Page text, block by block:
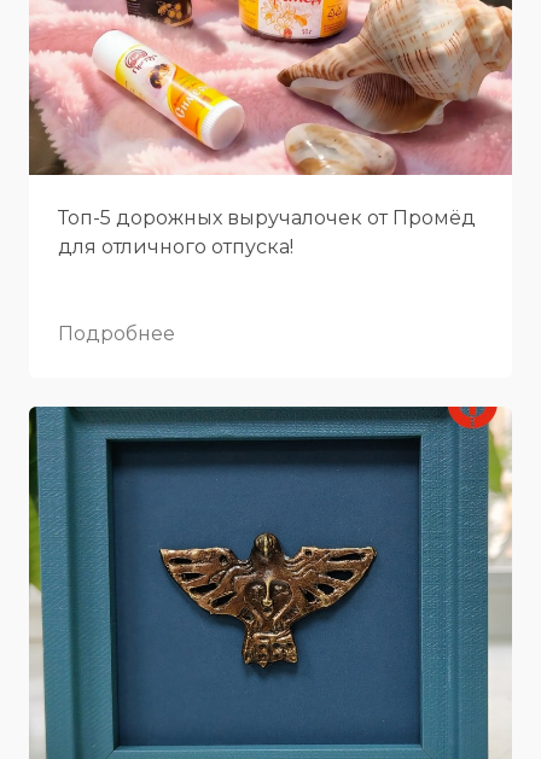
Топ-5 дорожных выручалочек от Промёд
для отличного отпуска!
Подробнее